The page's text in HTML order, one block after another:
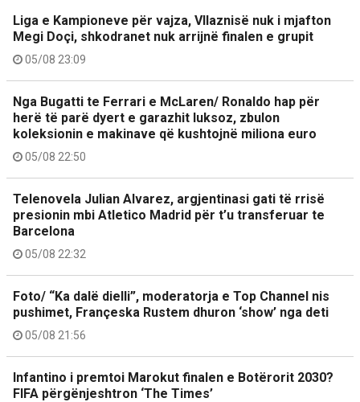
Liga e Kampioneve për vajza, Vllaznisë nuk i mjafton
Megi Doçi, shkodranet nuk arrijnë finalen e grupit
05/08 23:09
Nga Bugatti te Ferrari e McLaren/ Ronaldo hap për
herë të parë dyert e garazhit luksoz, zbulon
koleksionin e makinave që kushtojnë miliona euro
05/08 22:50
Telenovela Julian Alvarez, argjentinasi gati të rrisë
presionin mbi Atletico Madrid për t’u transferuar te
Barcelona
05/08 22:32
Foto/ “Ka dalë dielli”, moderatorja e Top Channel nis
pushimet, Françeska Rustem dhuron ‘show’ nga deti
05/08 21:56
Infantino i premtoi Marokut finalen e Botërorit 2030?
FIFA përgënjeshtron ‘The Times’